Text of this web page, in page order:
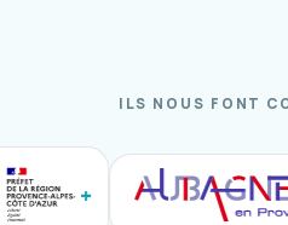
ILS NOUS FONT